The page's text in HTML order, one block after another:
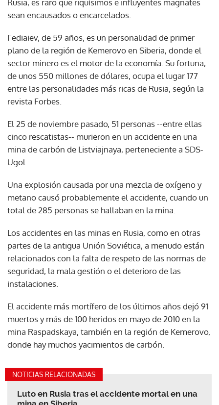
Rusia, es raro que riquísimos e influyentes magnates
sean encausados o encarcelados.
Fediaiev, de 59 años, es un personalidad de primer
plano de la región de Kemerovo en Siberia, donde el
sector minero es el motor de la economía. Su fortuna,
de unos 550 millones de dólares, ocupa el lugar 177
entre las personalidades más ricas de Rusia, según la
revista Forbes.
El 25 de noviembre pasado, 51 personas --entre ellas
cinco rescatistas-- murieron en un accidente en una
mina de carbón de Listviajnaya, perteneciente a SDS-
Ugol.
Una explosión causada por una mezcla de oxígeno y
metano causó probablemente el accidente, cuando un
total de 285 personas se hallaban en la mina.
Los accidentes en las minas en Rusia, como en otras
partes de la antigua Unión Soviética, a menudo están
relacionados con la falta de respeto de las normas de
seguridad, la mala gestión o el deterioro de las
instalaciones.
El accidente más mortífero de los últimos años dejó 91
muertos y más de 100 heridos en mayo de 2010 en la
mina Raspadskaya, también en la región de Kemerovo,
donde hay muchos yacimientos de carbón.
NOTICIAS RELACIONADAS
Luto en Rusia tras el accidente mortal en una